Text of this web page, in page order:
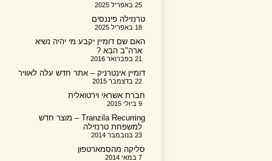
טרנזילה פיננסים
האם שם דומיין יקבע מי יהיה נשיא
ארה"ב הבא ?
דומיין אינטרניק – אתר חדש עלה לאוויר
חברת אשראי וירטואלית
Tranzila Recurring – מוצר חדש
למשפחת טרנזילה
סליקה מהסמארטפון